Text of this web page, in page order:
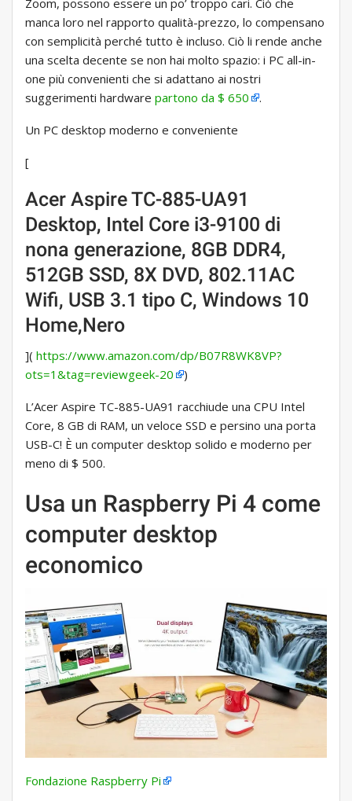
Zoom, possono essere un po’ troppo cari. Ciò che
manca loro nel rapporto qualità-prezzo, lo compensano
con semplicità perché tutto è incluso. Ciò li rende anche
una scelta decente se non hai molto spazio: i PC all-in-
one più convenienti che si adattano ai nostri
suggerimenti hardware partono da $ 650 .
Un PC desktop moderno e conveniente
[
Acer Aspire TC-885-UA91
Desktop, Intel Core i3-9100 di
nona generazione, 8GB DDR4,
512GB SSD, 8X DVD, 802.11AC
Wifi, USB 3.1 tipo C, Windows 10
Home,Nero
]( https://www.amazon.com/dp/B07R8WK8VP?
ots=1&tag=reviewgeek-20
)
L’Acer Aspire TC-885-UA91 racchiude una CPU Intel
Core, 8 GB di RAM, un veloce SSD e persino una porta
USB-C! È un computer desktop solido e moderno per
meno di $ 500.
Usa un Raspberry Pi 4 come
computer desktop
economico
Fondazione Raspberry Pi